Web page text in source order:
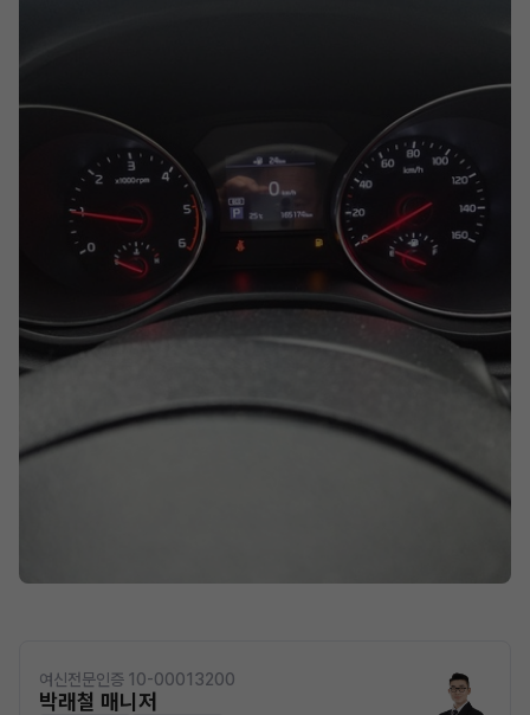
여신전문인증 10-00013200
박래철 매니저